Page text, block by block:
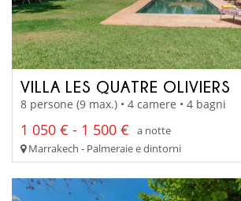
VILLA LES QUATRE OLIVIERS
8 persone (9 max.) • 4 camere • 4 bagni
1 050 € - 1 500 €
a notte
Marrakech - Palmeraie e dintorni